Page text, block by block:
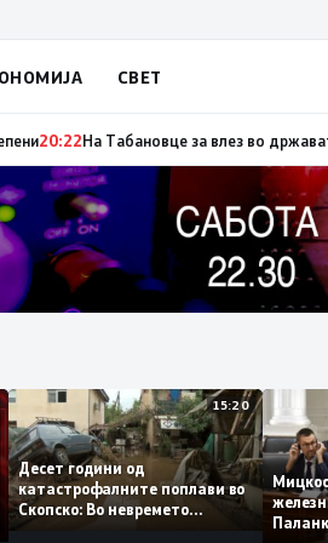
СВЕТ
„30 години Општина Вевчани“20:23
15:20
Десет години од
катастрофалните поплави во
Скопско: Во невремето